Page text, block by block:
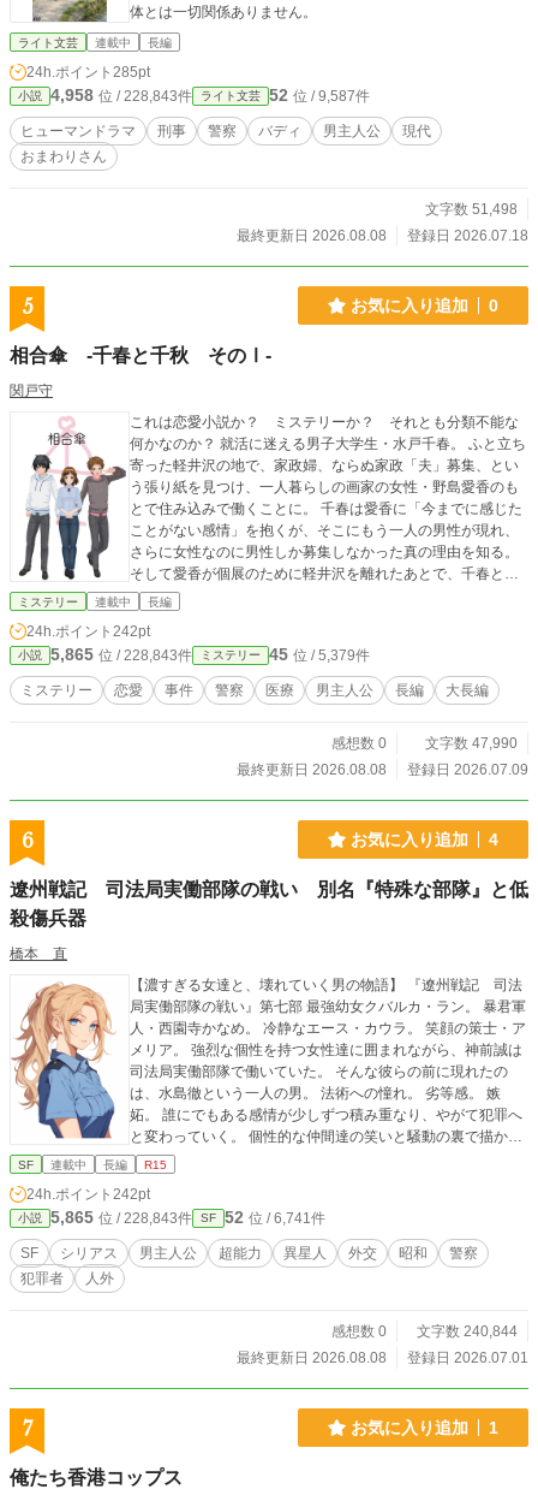
体とは一切関係ありません。
ライト文芸 連載中 長編
24h.ポイント 285pt
小説 4,958 位 / 228,843件 ライト文芸 52 位 / 9,587件
ヒューマンドラマ 刑事 警察 バディ 男主人公
現代
おまわりさん
文字数 51,498
最終更新日 2026.08.08
登録日 2026.07.18
5 お気に入り追加 0
相合傘 -千春と千秋 そのⅠ-
関戸守
これは恋愛小説か？ ミステリーか？ それとも分類不能な
何かなのか？ 就活に迷える男子大学生・水戸千春。 ふと立ち
寄った軽井沢の地で、家政婦、ならぬ家政「夫」募集、とい
う張り紙を見つけ、一人暮らしの画家の女性・野島愛香のも
とで住み込みで働くことに。 千春は愛香に「今までに感じた
ことがない感情」を抱くが、そこにもう一人の男性が現れ、
さらに女性なのに男性しか募集しなかった真の理由を知る。
そして愛香が個展のために軽井沢を離れたあとで、千春とも
う一人の男性が留守番をしていると、遠く離れた地で、愛香
あります。 半年かけて書いた大長編の第一部。 長すぎて作品
賞に応募するのが難しいため、供養も兼ねてネット上に少し
ずつ載せていきます。 当初五部作の予定で、第四部まで書い
ています。 ジャンルが一つしか選べないため、「ミステリ
ん、今後、SF・ファンタジー的要素、グロテスクな描写も入
ミステリー 連載中 長編
24h.ポイント 242pt
小説 5,865 位 / 228,843件 ミステリー 45 位 / 5,379件
ミステリー 恋愛 事件 警察 医療 男主人公 長編 大長編
感想数 0
文字数 47,990
最終更新日 2026.08.08
登録日 2026.07.09
6 お気に入り追加 4
遼州戦記 司法局実働部隊の戦い 別名『特殊な部隊』と低
殺傷兵器
橋本 直
【濃すぎる女達と、壊れていく男の物語】 『遼州戦記 司法
局実働部隊の戦い』第七部 最強幼女クバルカ・ラン。 暴君軍
人・西園寺かなめ。 冷静なエース・カウラ。 笑顔の策士・ア
メリア。 強烈な個性を持つ女性達に囲まれながら、神前誠は
司法局実働部隊で働いていた。 そんな彼らの前に現れたの
は、水島徹という一人の男。 法術への憧れ。 劣等感。 嫉
妬。 誰にでもある感情が少しずつ積み重なり、やがて犯罪へ
と変わっていく。 個性的な仲間達の笑いと騒動の裏で描かれ
SF 連載中 長編 R15
24h.ポイント 242pt
小説 5,865 位 / 228,843件 SF 52 位 / 6,741件
SF シリアス 男主人公 超能力 異星人 外交 昭和
警察
犯罪者
人外
感想数 0
文字数 240,844
最終更新日 2026.08.08
登録日 2026.07.01
7 お気に入り追加 1
俺たち香港コップス